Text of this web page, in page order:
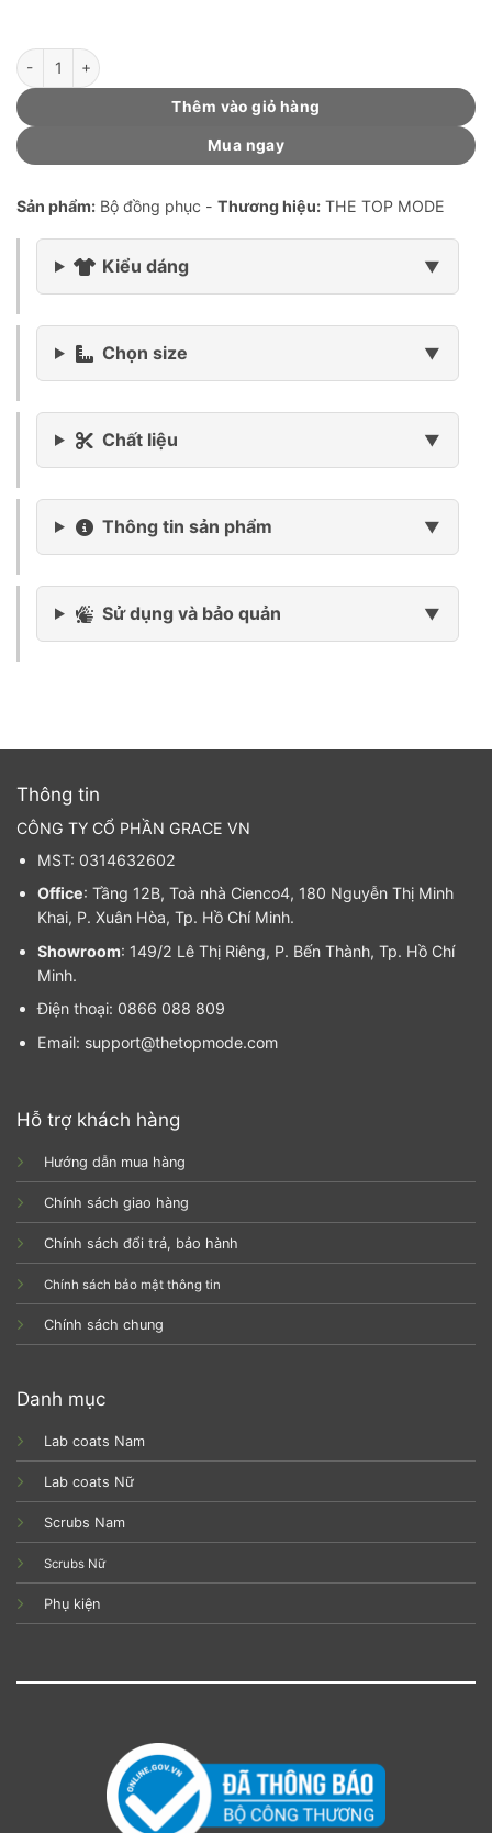
Đồng phục 0200 (mẫu W01 Plus-TCX Light Green) số lượng
Thêm vào giỏ hàng
Mua ngay
Sản phẩm: Bộ đồng phục - Thương hiệu: THE TOP MODE
Kiểu dáng
Chọn size
Chất liệu
Thông tin sản phẩm
Sử dụng và bảo quản
Thông tin
CÔNG TY CỔ PHẦN GRACE VN
MST: 0314632602
Office: Tầng 12B, Toà nhà Cienco4, 180 Nguyễn Thị Minh
Khai, P. Xuân Hòa, Tp. Hồ Chí Minh.
Showroom: 149/2 Lê Thị Riêng, P. Bến Thành, Tp. Hồ Chí
Minh.
Điện thoại: 0866 088 809
Email: support@thetopmode.com
Hỗ trợ khách hàng
Hướng dẫn mua hàng
Chính sách giao hàng
Chính sách đổi trả, bảo hành
Chính sách bảo mật thông tin
Chính sách chung
Danh mục
Lab coats Nam
Lab coats Nữ
Scrubs Nam
Scrubs Nữ
Phụ kiện